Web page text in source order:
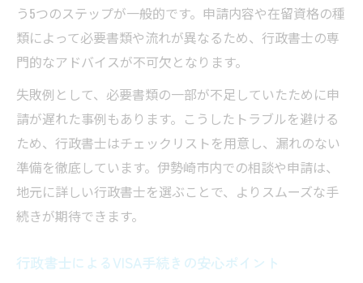
行政書士依頼時の相談ポイント総まとめ
う5つのステップが一般的です。申請内容や在留資格の種
類によって必要書類や流れが異なるため、行政書士の専
門的なアドバイスが不可欠となります。
失敗例として、必要書類の一部が不足していたために申
請が遅れた事例もあります。こうしたトラブルを避ける
ため、行政書士はチェックリストを用意し、漏れのない
準備を徹底しています。伊勢崎市内での相談や申請は、
地元に詳しい行政書士を選ぶことで、よりスムーズな手
続きが期待できます。
行政書士によるVISA手続きの安心ポイント